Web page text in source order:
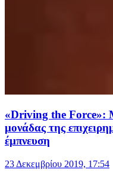
«Driving the Force»:
μονάδας της
έμπνευση
23 Δεκεμβρίου 2019, 17:54